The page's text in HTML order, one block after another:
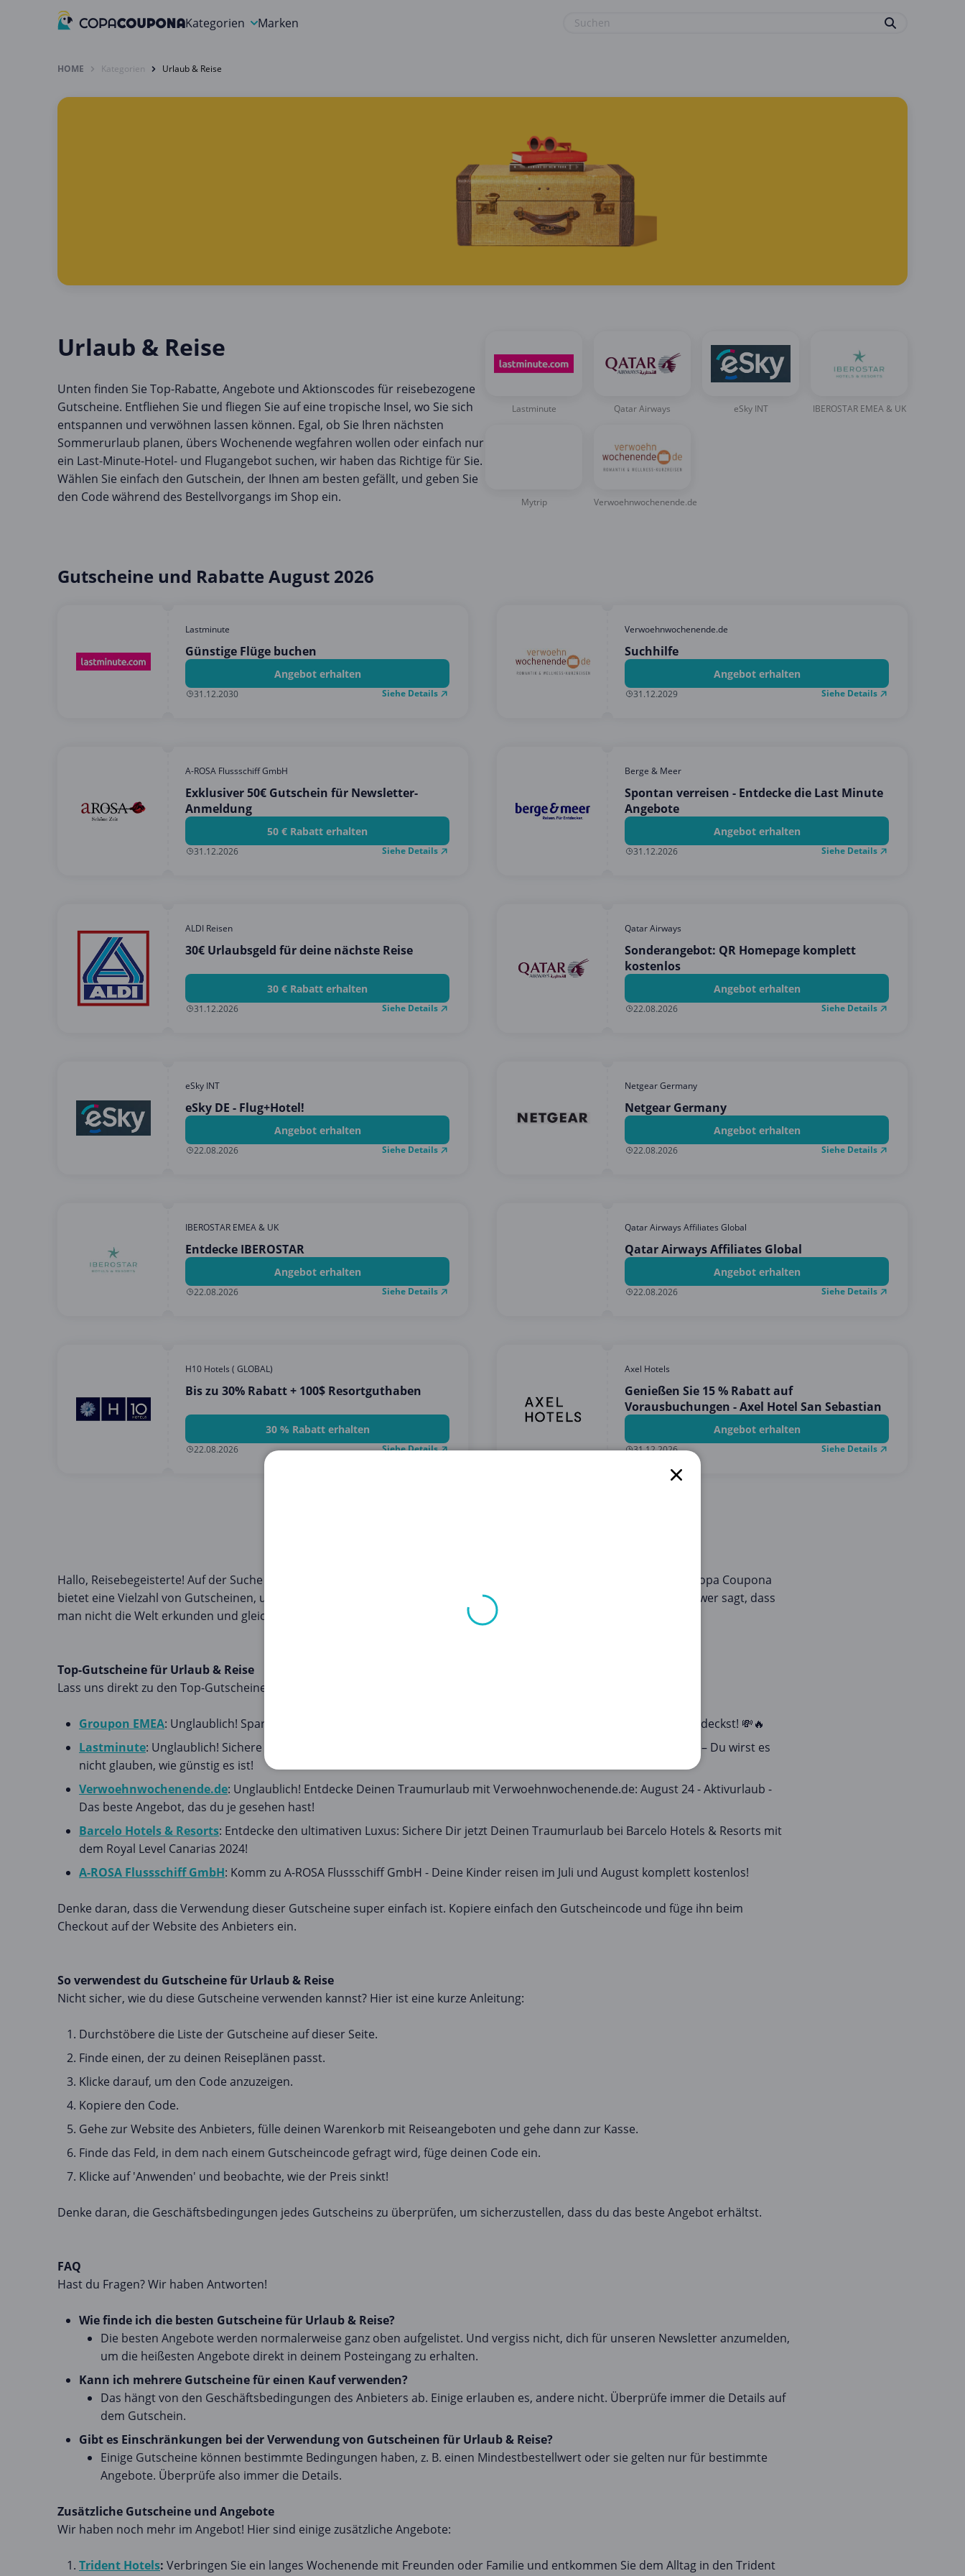
Kategorien
Auto, Motorrad & Werkzeuge
Blumen & Geschenke Garten, Haushalt & Tiere
Mobilfunk & Internet
Sport & Freizeit
Marken
HOME Kategorien Urlaub & Reise
Urlaub & Reise
Unten finden Sie Top-Rabatte, Angebote und Aktionscodes für reisebezogene
Gutscheine. Entfliehen Sie und fliegen Sie auf eine tropische Insel, wo Sie sich
entspannen und verwöhnen lassen können. Egal, ob Sie Ihren nächsten
Sommerurlaub planen, übers Wochenende wegfahren wollen oder einfach nur
ein Last-Minute-Hotel- und Flugangebot suchen, wir haben das Richtige für Sie.
Wählen Sie einfach den Gutschein, der Ihnen am besten gefällt, und geben Sie
den Code während des Bestellvorgangs im Shop ein.
Lastminute Qatar Airways eSky INT IBEROSTAR EMEA & UK
Mytrip Verwoehnwochenende.de
Gutscheine und Rabatte August 2026
Lastminute
Günstige Flüge buchen
Angebot erhalten
31.12.2030 Siehe Details
Verwoehnwochenende.de
Suchhilfe
Angebot erhalten
31.12.2029 Siehe Details
A-ROSA Flussschiff GmbH
Exklusiver 50€ Gutschein für Newsletter-
Anmeldung
50 € Rabatt erhalten
31.12.2026 Siehe Details
Berge & Meer
Spontan verreisen - Entdecke die Last Minute
Angebote
Angebot erhalten
31.12.2026 Siehe Details
ALDI Reisen
30€ Urlaubsgeld für deine nächste Reise
30 € Rabatt erhalten
31.12.2026 Siehe Details
Qatar Airways
Sonderangebot: QR Homepage komplett
kostenlos
Angebot erhalten
22.08.2026 Siehe Details
eSky INT
eSky DE - Flug+Hotel!
Angebot erhalten
22.08.2026 Siehe Details
Netgear Germany
Netgear Germany
Angebot erhalten
22.08.2026 Siehe Details
IBEROSTAR EMEA & UK
Entdecke IBEROSTAR
Angebot erhalten
22.08.2026 Siehe Details
Qatar Airways Affiliates Global
Qatar Airways Affiliates Global
Angebot erhalten
22.08.2026 Siehe Details
H10 Hotels ( GLOBAL)
Bis zu 30% Rabatt + 100$ Resortguthaben
30 % Rabatt erhalten
22.08.2026 Siehe Details
Axel Hotels
Genießen Sie 15 % Rabatt auf
Vorausbuchungen - Axel Hotel San Sebastian
Angebot erhalten
31.12.2026 Siehe Details
Hallo, Reisebegeisterte! Auf der Suche nach den besten Angeboten für Urlaub und Reisen? Du bist hier genau richtig. Copa Coupona
bietet eine Vielzahl von Gutscheinen, um dir bei deiner nächsten Reise zu helfen, ohne dein Budget zu sprengen. Denn wer sagt, dass
man nicht die Welt erkunden und gleichzeitig Geld sparen kann?
Top-Gutscheine für Urlaub & Reise
Lass uns direkt zu den Top-Gutscheinen für Urlaub & Reise in diesem Monat kommen:
Groupon EMEA: Unglaublich! Spare riesig, wenn Du *Jetzt Groupon EMEA Produkte kaufen* bei Groupon EMEA entdeckst! 💸🔥
Lastminute: Unglaublich! Sichere Dir jetzt Deinen Traumurlaub mit «Last Minute Deal: Zypern» nur bei Lastminute – Du wirst es
nicht glauben, wie günstig es ist!
Verwoehnwochenende.de: Unglaublich! Entdecke Deinen Traumurlaub mit Verwoehnwochenende.de: August 24 - Aktivurlaub -
Das beste Angebot, das du je gesehen hast!
Barcelo Hotels & Resorts: Entdecke den ultimativen Luxus: Sichere Dir jetzt Deinen Traumurlaub bei Barcelo Hotels & Resorts mit
dem Royal Level Canarias 2024!
A-ROSA Flussschiff GmbH: Komm zu A-ROSA Flussschiff GmbH - Deine Kinder reisen im Juli und August komplett kostenlos!
Denke daran, dass die Verwendung dieser Gutscheine super einfach ist. Kopiere einfach den Gutscheincode und füge ihn beim
Checkout auf der Website des Anbieters ein.
So verwendest du Gutscheine für Urlaub & Reise
Nicht sicher, wie du diese Gutscheine verwenden kannst? Hier ist eine kurze Anleitung:
Durchstöbere die Liste der Gutscheine auf dieser Seite.
Finde einen, der zu deinen Reiseplänen passt.
Klicke darauf, um den Code anzuzeigen.
Kopiere den Code.
Gehe zur Website des Anbieters, fülle deinen Warenkorb mit Reiseangeboten und gehe dann zur Kasse.
Finde das Feld, in dem nach einem Gutscheincode gefragt wird, füge deinen Code ein.
Klicke auf 'Anwenden' und beobachte, wie der Preis sinkt!
Denke daran, die Geschäftsbedingungen jedes Gutscheins zu überprüfen, um sicherzustellen, dass du das beste Angebot erhältst.
FAQ
Hast du Fragen? Wir haben Antworten!
Wie finde ich die besten Gutscheine für Urlaub & Reise?
Die besten Angebote werden normalerweise ganz oben aufgelistet. Und vergiss nicht, dich für unseren Newsletter anzumelden,
um die heißesten Angebote direkt in deinem Posteingang zu erhalten.
Kann ich mehrere Gutscheine für einen Kauf verwenden?
Das hängt von den Geschäftsbedingungen des Anbieters ab. Einige erlauben es, andere nicht. Überprüfe immer die Details auf
dem Gutschein.
Gibt es Einschränkungen bei der Verwendung von Gutscheinen für Urlaub & Reise?
Einige Gutscheine können bestimmte Bedingungen haben, z. B. einen Mindestbestellwert oder sie gelten nur für bestimmte
Angebote. Überprüfe also immer die Details.
Zusätzliche Gutscheine und Angebote
Wir haben noch mehr im Angebot! Hier sind einige zusätzliche Angebote:
Trident Hotels: Verbringen Sie ein langes Wochenende mit Freunden oder Familie und entkommen Sie dem Alltag in den Trident